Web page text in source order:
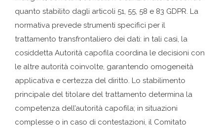
quanto stabilito dagli articoli 51, 55, 58 e 83 GDPR. La
normativa prevede strumenti specifici per il
trattamento transfrontaliero dei dati: in tali casi, la
cosiddetta Autorità capofila coordina le decisioni con
le altre autorità coinvolte, garantendo omogeneità
applicativa e certezza del diritto. Lo stabilimento
principale del titolare del trattamento determina la
competenza dell’autorità capofila; in situazioni
complesse o in caso di contestazioni, il Comitato